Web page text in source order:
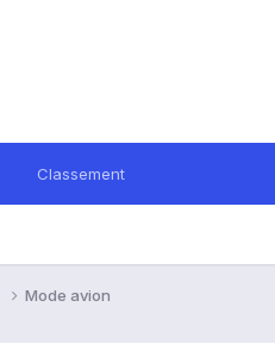
Classement
Mode avion